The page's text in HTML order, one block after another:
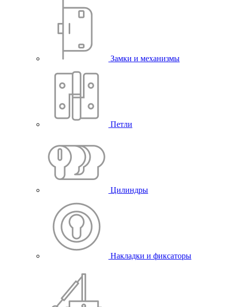
Замки и механизмы
Петли
Цилиндры
Накладки и фиксаторы